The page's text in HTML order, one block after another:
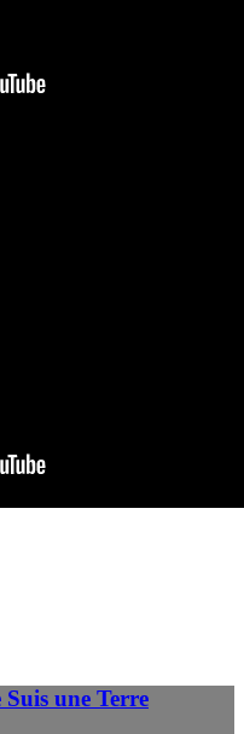
une Terre